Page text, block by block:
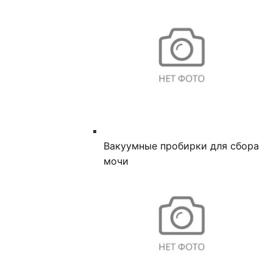
Вакуумные пробирки для сбора
мочи